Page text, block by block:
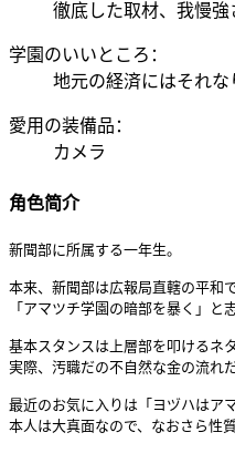
徹底した取材、我慢強
学園のいいところ：
地元の経済にはそれな
愛用の装備品：
カメラ
角色简介
新聞部に所属する一年生。
本来、新聞部は広報局直轄の平和
「アマツチ学園の暗部を暴く」
基本スタンスは上層部を叩けるネ
実際、汚職だの不自然な金の流れ
最近のお気に入りは「ヨヅハはア
本人は大真面なので、なおさら性